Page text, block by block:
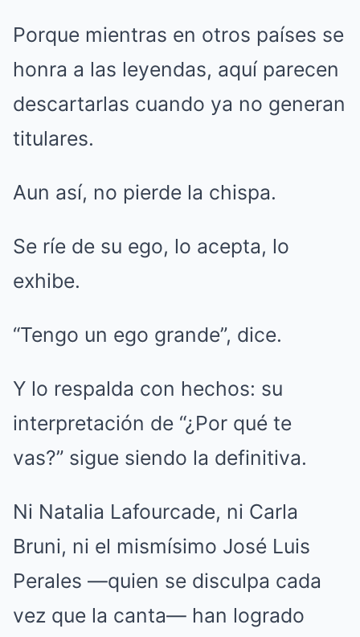
Porque mientras en otros países se
honra a las leyendas, aquí parecen
descartarlas cuando ya no generan
titulares.
Aun así, no pierde la chispa.
Se ríe de su ego, lo acepta, lo
exhibe.
“Tengo un ego grande”, dice.
Y lo respalda con hechos: su
interpretación de “¿Por qué te
vas?” sigue siendo la definitiva.
Ni Natalia Lafourcade, ni Carla
Bruni, ni el mismísimo José Luis
Perales —quien se disculpa cada
vez que la canta— han logrado